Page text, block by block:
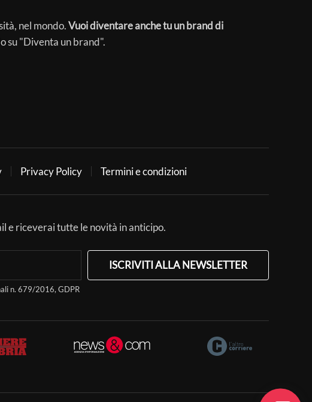
nel mondo.Vuoi diventare anche tu un brand di
su "Diventa un brand".
Privacy Policy Termini e condizioni
e riceverai tutte le novità in anticipo.
ISCRIVITI ALLA NEWSLETTER
n. 679/2016, GDPR